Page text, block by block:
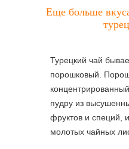
Еще больше
Турецкий чай
порошковый.
пудру из
фруктов и специй,
молотых чайных